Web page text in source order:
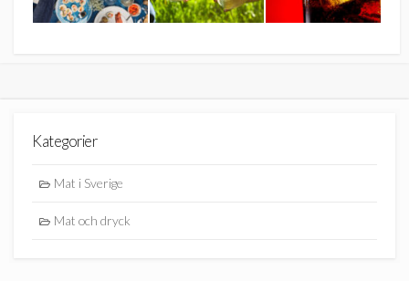
Kategorier
Mat i Sverige
Mat och dryck